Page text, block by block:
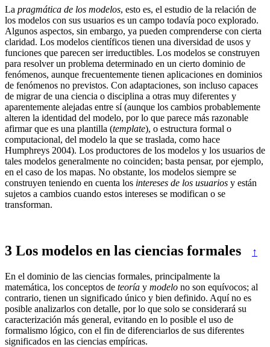
La pragmática de los modelos, esto es, el estudio de la relación de
los modelos con sus usuarios es un campo todavía poco explorado.
Algunos aspectos, sin embargo, ya pueden comprenderse con cierta
claridad. Los modelos científicos tienen una diversidad de usos y
funciones que parecen ser irreductibles. Los modelos se construyen
para resolver un problema determinado en un cierto dominio de
fenómenos, aunque frecuentemente tienen aplicaciones en dominios
de fenómenos no previstos. Con adaptaciones, son incluso capaces
de migrar de una ciencia o disciplina a otras muy diferentes y
aparentemente alejadas entre sí (aunque los cambios probablemente
alteren la identidad del modelo, por lo que parece más razonable
afirmar que es una plantilla (template), o estructura formal o
computacional, del modelo la que se traslada, como hace
Humphreys 2004). Los productores de los modelos y los usuarios de
tales modelos generalmente no coinciden; basta pensar, por ejemplo,
en el caso de los mapas. No obstante, los modelos siempre se
construyen teniendo en cuenta los intereses de los usuarios y están
sujetos a cambios cuando estos intereses se modifican o se
transforman.
3 Los modelos en las ciencias formales ↑
En el dominio de las ciencias formales, principalmente la
matemática, los conceptos de teoría y modelo no son equívocos; al
contrario, tienen un significado único y bien definido. Aquí no es
posible analizarlos con detalle, por lo que solo se considerará su
caracterización más general, evitando en lo posible el uso de
formalismo lógico, con el fin de diferenciarlos de sus diferentes
significados en las ciencias empíricas.